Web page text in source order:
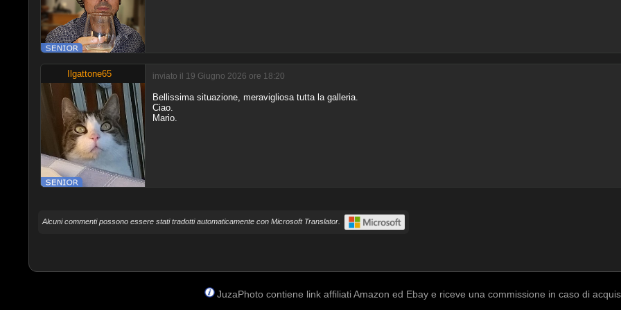
Ilgattone65 inviato il 19 Giugno 2026 ore 18:20
Bellissima situazione, meravigliosa tutta la galleria.
Ciao.
Mario.
Alcuni commenti possono essere stati tradotti automaticamente con Microsoft Translator.
JuzaPhoto contiene link affiliati Amazon ed Ebay e riceve una commissione in caso di